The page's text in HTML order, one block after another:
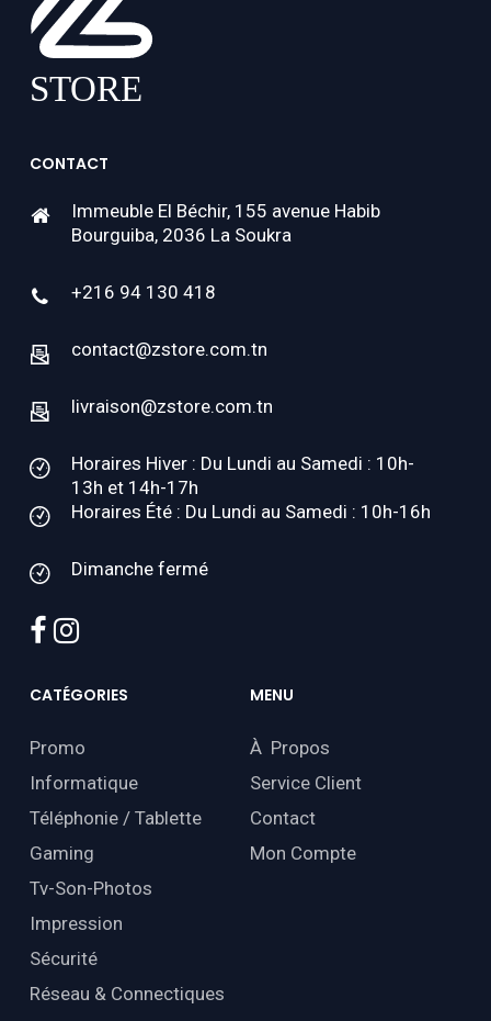
CONTACT
Immeuble El Béchir, 155 avenue Habib
Bourguiba, 2036 La Soukra
+216 94 130 418
contact@zstore.com.tn
livraison@zstore.com.tn
Horaires Hiver : Du Lundi au Samedi : 10h-
13h et 14h-17h
Horaires Été : Du Lundi au Samedi : 10h-16h
Dimanche fermé
facebook
instagram
CATÉGORIES
Promo
Informatique
Téléphonie / Tablette
Gaming
Tv-Son-Photos
Impression
Sécurité
Réseau & Connectiques
MENU
À Propos
Service Client
Contact
Mon Compte